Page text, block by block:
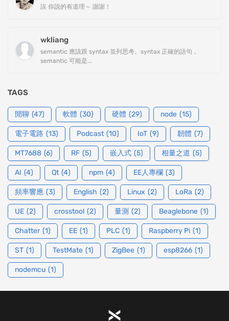
誒 你說的有道理～ 謝謝！
wkliang
semantic 應該跟 syntax 並列思考。syntax 正確的語句，
semantic 可能是...
TAGS
閒聊 (47) 軟體 (30) 硬體 (29) node (15)
電子電路 (13) Podcast (10) IoT (9) 韌體 (7)
MT7688 (6) RF (5) 嵌入式 (5) 相量之道 (5)
AI (4) Qt (4) npm (4) EE人專欄 (3)
頻率響應 (3) English (2) Linux (2) LoRa (2)
UE (2) crosstool (2) 量測 (2) Beaglebone (1)
Chatter (1) EE (1) PLC (1) Raspberry Pi (1)
ST (1) TestMate (1) ZigBee (1) esp8266 (1)
nodemcu (1)